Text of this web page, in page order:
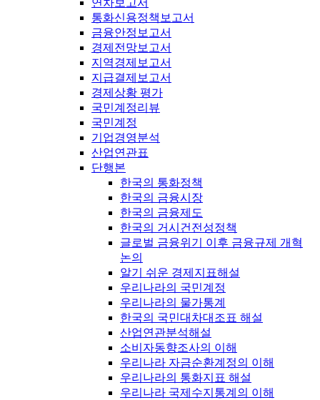
연차보고서
통화신용정책보고서
금융안정보고서
경제전망보고서
지역경제보고서
지급결제보고서
경제상황 평가
국민계정리뷰
국민계정
기업경영분석
산업연관표
단행본
한국의 통화정책
한국의 금융시장
한국의 금융제도
한국의 거시건전성정책
글로벌 금융위기 이후 금융규제 개혁
논의
알기 쉬운 경제지표해설
우리나라의 국민계정
우리나라의 물가통계
한국의 국민대차대조표 해설
산업연관분석해설
소비자동향조사의 이해
우리나라 자금순환계정의 이해
우리나라의 통화지표 해설
우리나라 국제수지통계의 이해